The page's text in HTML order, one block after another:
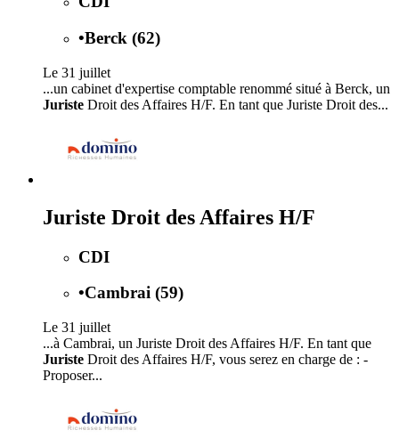
•Berck (62)
Le 31 juillet
...un cabinet d'expertise comptable renommé situé à Berck, un
Juriste Droit des Affaires H/F. En tant que Juriste Droit des...
Juriste Droit des Affaires H/F
CDI
•Cambrai (59)
Le 31 juillet
...à Cambrai, un Juriste Droit des Affaires H/F. En tant que
Juriste Droit des Affaires H/F, vous serez en charge de : -
Proposer...